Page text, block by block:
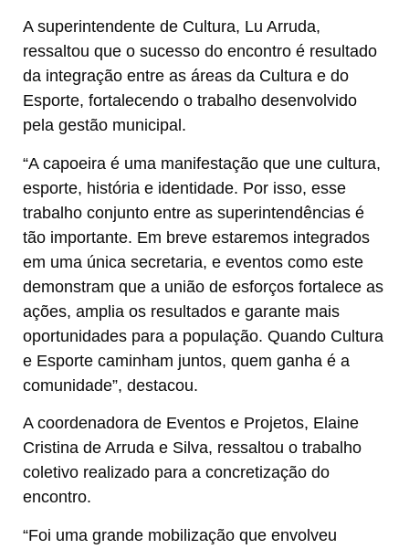
A superintendente de Cultura, Lu Arruda,
ressaltou que o sucesso do encontro é resultado
da integração entre as áreas da Cultura e do
Esporte, fortalecendo o trabalho desenvolvido
pela gestão municipal.
“A capoeira é uma manifestação que une cultura,
esporte, história e identidade. Por isso, esse
trabalho conjunto entre as superintendências é
tão importante. Em breve estaremos integrados
em uma única secretaria, e eventos como este
demonstram que a união de esforços fortalece as
ações, amplia os resultados e garante mais
oportunidades para a população. Quando Cultura
e Esporte caminham juntos, quem ganha é a
comunidade”, destacou.
A coordenadora de Eventos e Projetos, Elaine
Cristina de Arruda e Silva, ressaltou o trabalho
coletivo realizado para a concretização do
encontro.
“Foi uma grande mobilização que envolveu